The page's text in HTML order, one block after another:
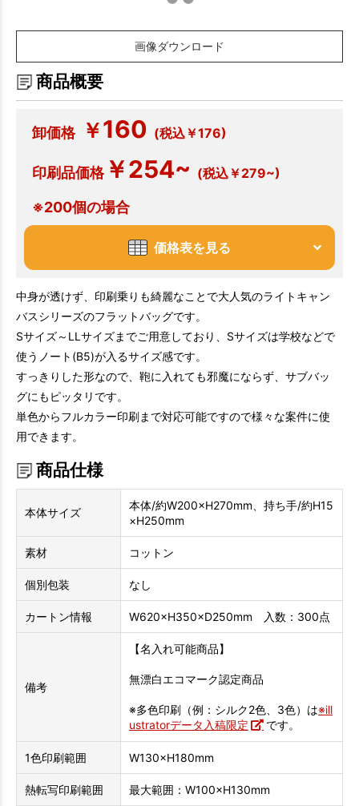
画像ダウンロード
商品概要
卸価格 ￥160 (税込￥176)
印刷品価格￥254~ (税込￥279~)
※200個の場合
価格表を見る
中身が透けず、印刷乗りも綺麗なことで大人気のライトキャン
バスシリーズのフラットバッグです。
Sサイズ～LLサイズまでご用意しており、Sサイズは学校などで
使うノート(B5)が入るサイズ感です。
すっきりした形なので、鞄に入れても邪魔にならず、サブバッ
グにもピッタリです。
単色からフルカラー印刷まで対応可能ですので様々な案件に使
用できます。
商品仕様
本体サイズ
本体/約W200×H270mm、持ち手/約H15
×H250mm
素材 コットン
個別包装 なし
カートン情報 W620×H350×D250mm 入数：300点
備考
【名入れ可能商品】
無漂白エコマーク認定商品
※多色印刷（例：シルク2色、3色）は※ill
ustratorデータ入稿限定
です。
1色印刷範囲 W130×H180mm
熱転写印刷範囲 最大範囲：W100×H130mm